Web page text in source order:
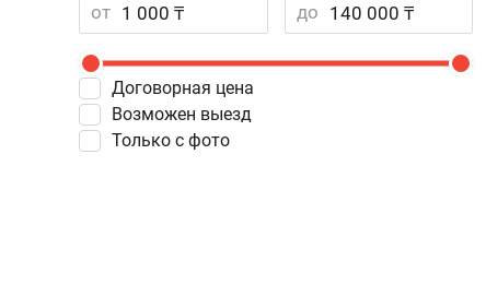
от до
Договорная цена
Возможен выезд
Только с фото